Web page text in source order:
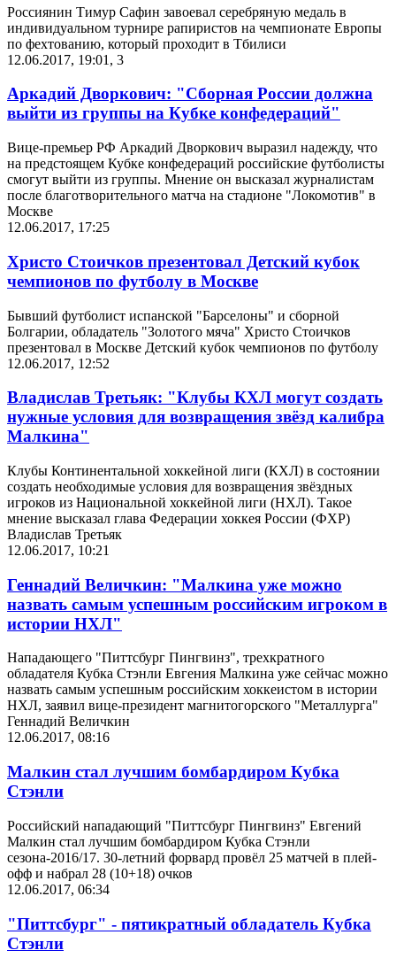
Россиянин Тимур Сафин завоевал серебряную медаль в
индивидуальном турнире рапиристов на чемпионате Европы
по фехтованию, который проходит в Тбилиси
12.06.2017, 19:01 , 3
Аркадий Дворкович: "Сборная России должна
выйти из группы на Кубке конфедераций"
Вице-премьер РФ Аркадий Дворкович выразил надежду, что
на предстоящем Кубке конфедераций российские футболисты
смогут выйти из группы. Мнение он высказал журналистам
после благотворительного матча на стадионе "Локомотив" в
Москве
12.06.2017, 17:25
Христо Стоичков презентовал Детский кубок
чемпионов по футболу в Москве
Бывший футболист испанской "Барселоны" и сборной
Болгарии, обладатель "Золотого мяча" Христо Стоичков
презентовал в Москве Детский кубок чемпионов по футболу
12.06.2017, 12:52
Владислав Третьяк: "Клубы КХЛ могут создать
нужные условия для возвращения звёзд калибра
Малкина"
Клубы Континентальной хоккейной лиги (КХЛ) в состоянии
создать необходимые условия для возвращения звёздных
игроков из Национальной хоккейной лиги (НХЛ). Такое
мнение высказал глава Федерации хоккея России (ФХР)
Владислав Третьяк
12.06.2017, 10:21
Геннадий Величкин: "Малкина уже можно
назвать самым успешным российским игроком в
истории НХЛ"
Нападающего "Питтсбург Пингвинз", трехкратного
обладателя Кубка Стэнли Евгения Малкина уже сейчас можно
назвать самым успешным российским хоккеистом в истории
НХЛ, заявил вице-президент магнитогорского "Металлурга"
Геннадий Величкин
12.06.2017, 08:16
Малкин стал лучшим бомбардиром Кубка
Стэнли
Российский нападающий "Питтсбург Пингвинз" Евгений
Малкин стал лучшим бомбардиром Кубка Стэнли
сезона-2016/17. 30-летний форвард провёл 25 матчей в плей-
офф и набрал 28 (10+18) очков
12.06.2017, 06:34
"Питтсбург" - пятикратный обладатель Кубка
Стэнли